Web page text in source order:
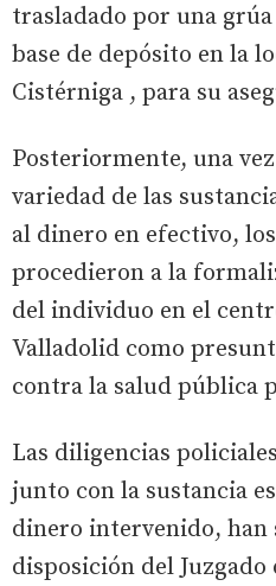
trasladado por una
base de depósito en la
Cistérniga , para su
Posteriormente, una
variedad de las
al dinero en efectivo,
procedieron a la
del individuo en el
Valladolid como
contra la salud pública
Las diligencias
junto con la sustancia
dinero intervenido, han
disposición del